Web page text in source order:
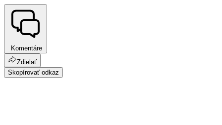
Komentáre
Zdielať
Skopírovať odkaz